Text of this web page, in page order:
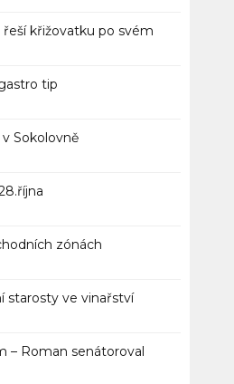
řeší křižovatku po svém
tip
Sokolovně
zónách
starosty ve vinařství
– Roman senátoroval